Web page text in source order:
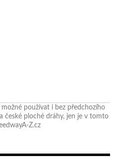
používat i bez předchozího
české ploché dráhy, jen je v tomto
Z.cz